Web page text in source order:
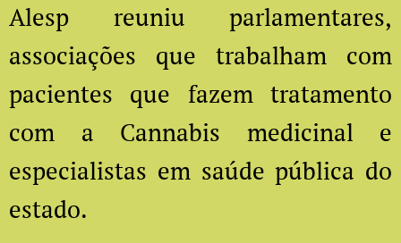
Alesp reuniu parlamentares,
associações que trabalham com
pacientes que fazem tratamento
com a Cannabis medicinal e
especialistas em saúde pública do
estado.